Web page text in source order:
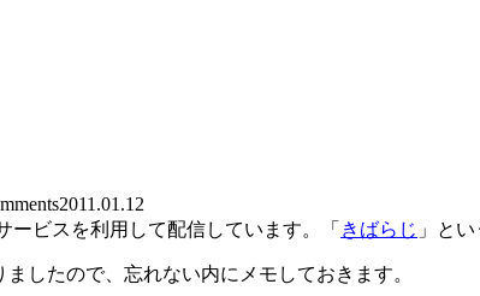
2011.01.12
ービスを利用して配信しています。「 きばらじ 」とい
したので、忘れない内にメモしておきます。